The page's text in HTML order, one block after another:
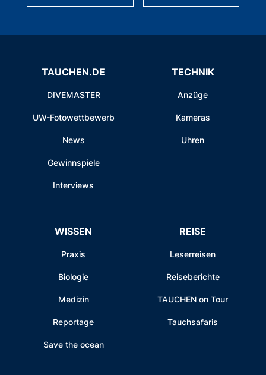
TAUCHEN.DE
DIVEMASTER
UW-Fotowettbewerb
News
Gewinnspiele
Interviews
TECHNIK
Anzüge
Kameras
Uhren
WISSEN
Praxis
Biologie
Medizin
Reportage
Save the ocean
REISE
Leserreisen
Reiseberichte
TAUCHEN on Tour
Tauchsafaris